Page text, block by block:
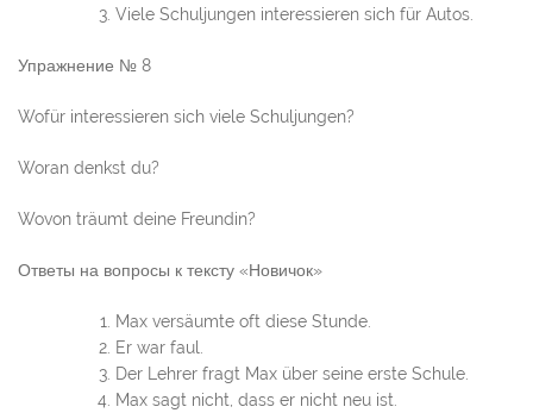
Viele Schuljungen interessieren sich für Autos.
Упражнение № 8
Wofür interessieren sich viele Schuljungen?
Woran denkst du?
Wovon träumt deine Freundin?
Ответы на вопросы к тексту «Новичок»
Max versäumte oft diese Stunde.
Er war faul.
Der Lehrer fragt Max über seine erste Schule.
Max sagt nicht, dass er nicht neu ist.